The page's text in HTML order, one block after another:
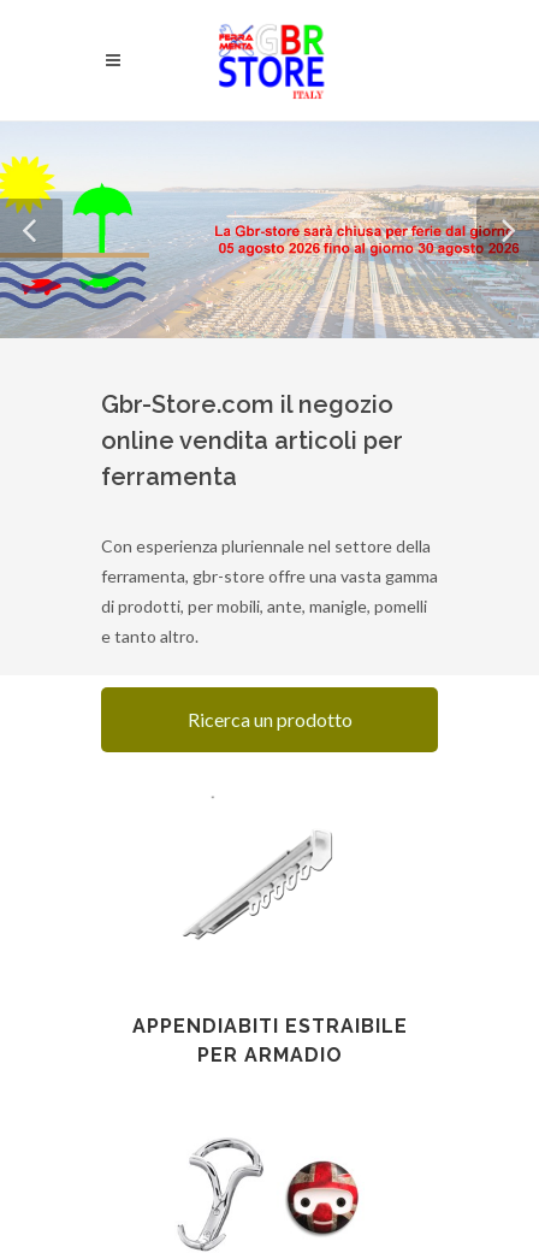
Gbr-Store.com il negozio
online vendita articoli per
ferramenta
Con esperienza pluriennale nel settore della
ferramenta, gbr-store offre una vasta gamma
di prodotti, per mobili, ante, manigle, pomelli
e tanto altro.
Ricerca un prodotto
APPENDIABITI ESTRAIBILE
PER ARMADIO